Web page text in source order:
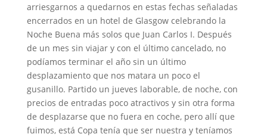
arriesgarnos a quedarnos en estas fechas señaladas
encerrados en un hotel de Glasgow celebrando la
Noche Buena más solos que Juan Carlos I. Después
de un mes sin viajar y con el último cancelado, no
podíamos terminar el año sin un último
desplazamiento que nos matara un poco el
gusanillo. Partido un jueves laborable, de noche, con
precios de entradas poco atractivos y sin otra forma
de desplazarse que no fuera en coche, pero allí que
fuimos, está Copa tenía que ser nuestra y teníamos